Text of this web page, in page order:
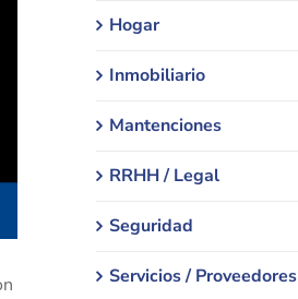
Hogar
Inmobiliario
Mantenciones
RRHH / Legal
Seguridad
Servicios / Proveedores